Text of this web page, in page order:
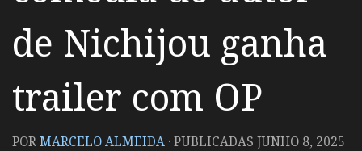
de Nichijou ganha
trailer com OP
PORMARCELO ALMEIDA · PUBLICADAS JUNHO 8, 2025